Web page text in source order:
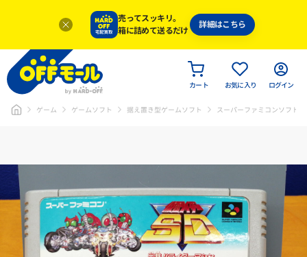
売ってスッキリ。
箱に詰めて送るだけ
詳細はこちら
カート お気に入り ログイン
ゲーム ゲームソフト 据え置き型ゲームソフト スーパーファミコンソフト